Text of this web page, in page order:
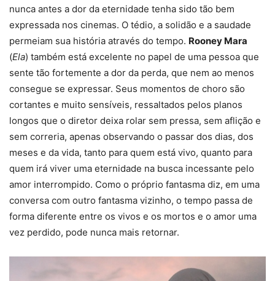
nunca antes a dor da eternidade tenha sido tão bem
expressada nos cinemas. O tédio, a solidão e a saudade
permeiam sua história através do tempo. Rooney Mara
(Ela) também está excelente no papel de uma pessoa que
sente tão fortemente a dor da perda, que nem ao menos
consegue se expressar. Seus momentos de choro são
cortantes e muito sensíveis, ressaltados pelos planos
longos que o diretor deixa rolar sem pressa, sem aflição e
sem correria, apenas observando o passar dos dias, dos
meses e da vida, tanto para quem está vivo, quanto para
quem irá viver uma eternidade na busca incessante pelo
amor interrompido. Como o próprio fantasma diz, em uma
conversa com outro fantasma vizinho, o tempo passa de
forma diferente entre os vivos e os mortos e o amor uma
vez perdido, pode nunca mais retornar.